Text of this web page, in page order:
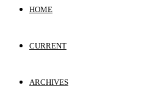
HOME
CURRENT
ARCHIVES